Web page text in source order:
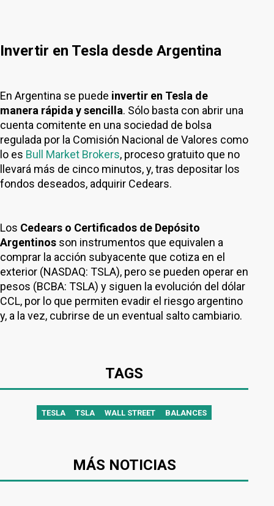
Invertir en Tesla desde Argentina
En Argentina se puede invertir en Tesla de
manera rápida y sencilla. Sólo basta con abrir una
cuenta comitente en una sociedad de bolsa
regulada por la Comisión Nacional de Valores como
lo es Bull Market Brokers, proceso gratuito que no
llevará más de cinco minutos, y, tras depositar los
fondos deseados, adquirir Cedears.
Los Cedears o Certificados de Depósito
Argentinos son instrumentos que equivalen a
comprar la acción subyacente que cotiza en el
exterior (NASDAQ: TSLA), pero se pueden operar en
pesos (BCBA: TSLA) y siguen la evolución del dólar
CCL, por lo que permiten evadir el riesgo argentino
y, a la vez, cubrirse de un eventual salto cambiario.
TAGS
TESLA TSLA WALL STREET BALANCES
MÁS NOTICIAS